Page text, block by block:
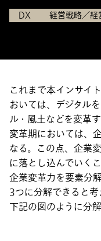
DX 経営戦略／経
これまで本インサイ
おいては、デジタル
ル・風土などを変革
変革期においては、
なる。この点、企業
に落とし込んでいく
企業変革力を要素分
3つに分解できると
下記の図のように分解